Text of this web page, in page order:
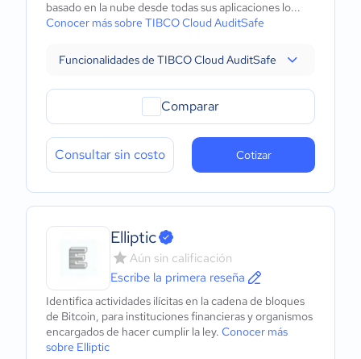
basado en la nube desde todas sus aplicaciones lo...
Conocer más sobre TIBCO Cloud AuditSafe
Funcionalidades de TIBCO Cloud AuditSafe
Comparar
Consultar sin costo Cotizar
Elliptic
Aún sin calificación
Escribe la primera reseña
Identifica actividades ilícitas en la cadena de bloques
de Bitcoin, para instituciones financieras y organismos
encargados de hacer cumplir la ley. Conocer más
sobre Elliptic